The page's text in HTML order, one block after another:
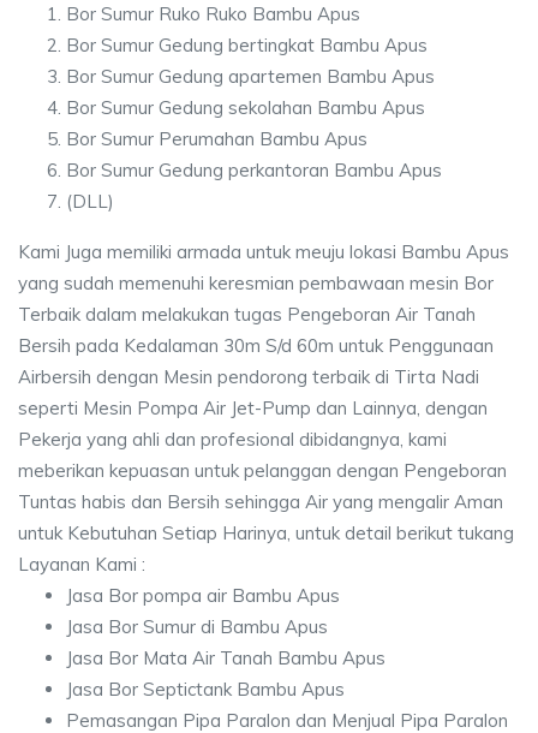
Bor Sumur Ruko Ruko Bambu Apus
Bor Sumur Gedung bertingkat Bambu Apus
Bor Sumur Gedung apartemen Bambu Apus
Bor Sumur Gedung sekolahan Bambu Apus
Bor Sumur Perumahan Bambu Apus
Bor Sumur Gedung perkantoran Bambu Apus
(DLL)
Kami Juga memiliki armada untuk meuju lokasi Bambu Apus
yang sudah memenuhi keresmian pembawaan mesin Bor
Terbaik dalam melakukan tugas Pengeboran Air Tanah
Bersih pada Kedalaman 30m S/d 60m untuk Penggunaan
Airbersih dengan Mesin pendorong terbaik di Tirta Nadi
seperti Mesin Pompa Air Jet-Pump dan Lainnya, dengan
Pekerja yang ahli dan profesional dibidangnya, kami
meberikan kepuasan untuk pelanggan dengan Pengeboran
Tuntas habis dan Bersih sehingga Air yang mengalir Aman
untuk Kebutuhan Setiap Harinya, untuk detail berikut tukang
Layanan Kami :
Jasa Bor pompa air Bambu Apus
Jasa Bor Sumur di Bambu Apus
Jasa Bor Mata Air Tanah Bambu Apus
Jasa Bor Septictank Bambu Apus
Pemasangan Pipa Paralon dan Menjual Pipa Paralon